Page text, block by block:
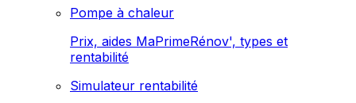
Pompe à chaleur
Prix, aides MaPrimeRénov', types et
rentabilité
Simulateur rentabilité